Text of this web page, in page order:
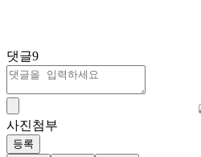
댓글9
사진첨부
등록